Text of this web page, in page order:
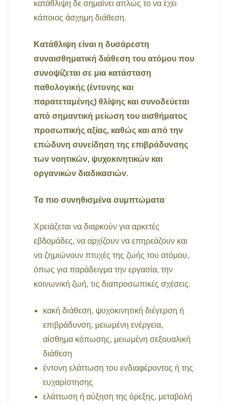
κατάθλιψη δε σημαίνει απλώς το να έχει
κάποιος άσχημη διάθεση.
Κατάθλιψη είναι η δυσάρεστη
συναισθηματική διάθεση του ατόμου που
συνοψίζεται σε μια κατάσταση
παθολογικής (έντονης και
παρατεταμένης) θλίψης και συνοδεύεται
από σημαντική μείωση του αισθήματος
προσωπικής αξίας, καθώς και από την
επώδυνη συνείδηση της επιβράδυνσης
των νοητικών, ψυχοκινητικών και
οργανικών διαδικασιών.
Τα πιο συνηθισμένα συμπτώματα
Χρειάζεται να διαρκούν για αρκετές
εβδομάδες, να αρχίζουν να επηρεάζουν και
να ζημιώνουν πτυχές της ζωής του ατόμου,
όπως για παράδειγμα την εργασία, την
κοινωνική ζωή, τις διαπροσωπικές σχέσεις.
κακή διάθεση, ψυχοκινητική διέγερση ή
επιβράδυνση, μειωμένη ενέργεια,
αίσθημα κόπωσης, μειωμένη σεξουαλική
διάθεση
έντονη ελάττωση του ενδιαφέροντος ή της
ευχαρίστησης
ελάττωση ή αύξηση της όρεξης, μεταβολή